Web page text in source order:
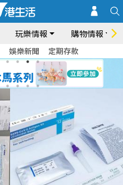
玩樂情報 購物情報
娛樂新聞 定期存款